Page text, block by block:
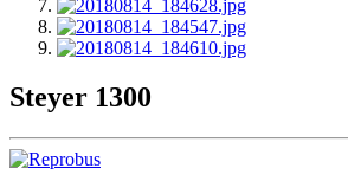
Steyer 1300